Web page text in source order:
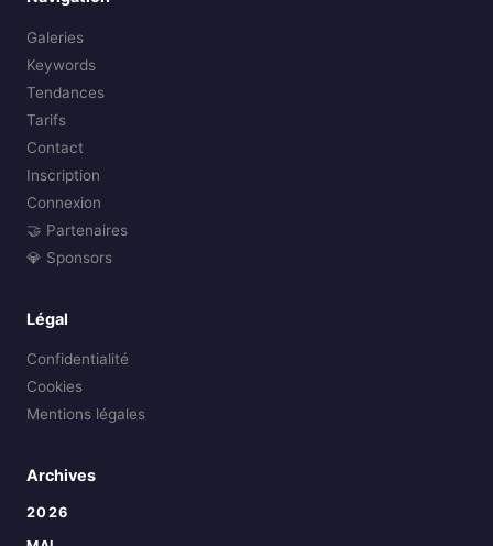
Galeries
Keywords
Tendances
Tarifs
Contact
Inscription
Connexion
🤝 Partenaires
💎 Sponsors
Légal
Confidentialité
Cookies
Mentions légales
Archives
2026